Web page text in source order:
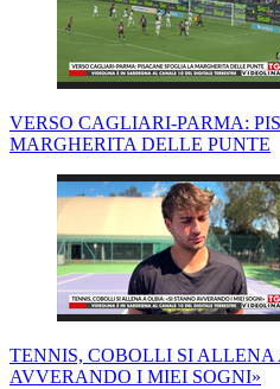
VERSO CAGLIARI-PARMA:
MARGHERITA DELLE PUNTE
TENNIS, COBOLLI SI ALLENA
AVVERANDO I MIEI SOGNI»